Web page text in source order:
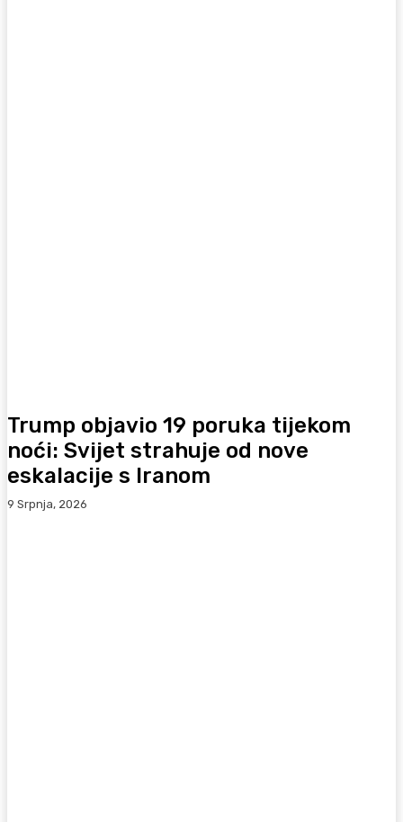
Trump objavio 19 poruka tijekom
noći: Svijet strahuje od nove
eskalacije s Iranom
9 Srpnja, 2026